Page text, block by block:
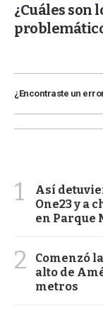
¿Cuáles son
¿Encontraste un
1
Así
One23 y a
en Parque
2
Comenzó
alto de
metros